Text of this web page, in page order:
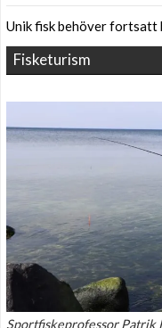
Unik fisk behöver fortsatt
Fisketurism
Sportfiskeprofessor Patrik